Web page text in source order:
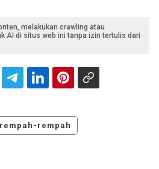
melakukan crawling atau
AI di situs web ini tanpa izin tertulis dari
rempah-rempah